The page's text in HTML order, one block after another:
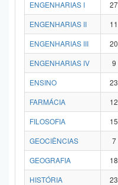
ENGENHARIAS I
27
ENGENHARIAS II
11
ENGENHARIAS III
20
ENGENHARIAS IV
9
ENSINO
23
FARMÁCIA
12
FILOSOFIA
15
GEOCIÊNCIAS
7
GEOGRAFIA
18
HISTÓRIA
23